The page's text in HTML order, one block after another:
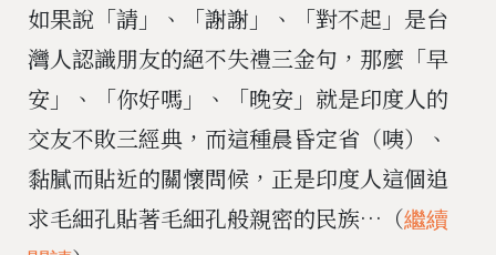
如果說「請」、「謝謝」、「對不起」是台
灣人認識朋友的絕不失禮三金句，那麼「早
安」、「你好嗎」、「晚安」就是印度人的
交友不敗三經典，而這種晨昏定省（咦）、
黏膩而貼近的關懷問候，正是印度人這個追
求毛細孔貼著毛細孔般親密的民族…（繼續